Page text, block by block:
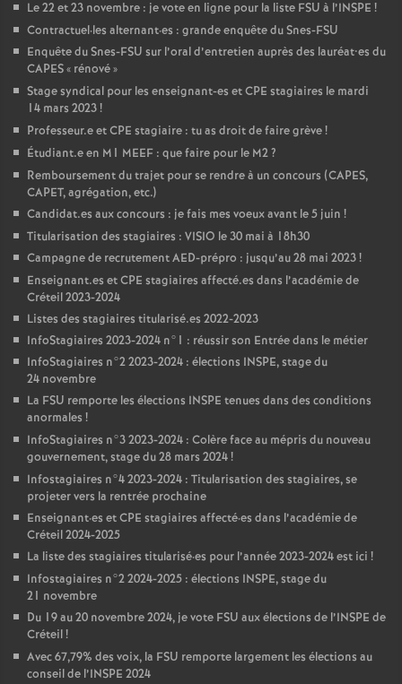
Le 22 et 23 novembre : je vote en ligne pour la liste FSU à l’INSPE !
Contractuel·les alternant·es : grande enquête du Snes-FSU
Enquête du Snes-FSU sur l’oral d’entretien auprès des lauréat•es du
CAPES« rénové»
Stage syndical pour les enseignant-es etCPE stagiaires le mardi
14 mars 2023!
Professeur.e etCPE stagiaire : tu as droit de faire grève!
Étudiant.e en M1 MEEF : que faire pour le M2?
Remboursement du trajet pour se rendre à un concours (CAPES,
CAPET, agrégation, etc.)
Candidat.es aux concours : je fais mes voeux avant le 5 juin !
Titularisation des stagiaires : VISIO le 30 mai à 18h30
Campagne de recrutementAED-prépro : jusqu’au 28 mai 2023!
Enseignant.es etCPE stagiaires affecté.es dans l’académie de
Créteil 2023-2024
Listes des stagiaires titularisé.es 2022-2023
InfoStagiaires 2023-2024 n°1 : réussir son Entrée dans le métier
InfoStagiaires n°2 2023-2024 : élections INSPE, stage du
24 novembre
La FSU remporte les élections INSPE tenues dans des conditions
anormales !
InfoStagiaires n°3 2023-2024 : Colère face au mépris du nouveau
gouvernement, stage du 28 mars 2024!
Infostagiaires n°4 2023-2024 : Titularisation des stagiaires, se
projeter vers la rentrée prochaine
Enseignant·es etCPE stagiaires affecté·es dans l’académie de
Créteil 2024-2025
La liste des stagiaires titularisé·es pour l’année 2023-2024 est ici !
Infostagiaires n°2 2024-2025 : élections INSPE, stage du
21 novembre
Du 19 au 20 novembre 2024, je vote FSU aux élections de l’INSPE de
Créteil!
Avec 67,79% des voix, la FSU remporte largement les élections au
conseil de l’INSPE 2024